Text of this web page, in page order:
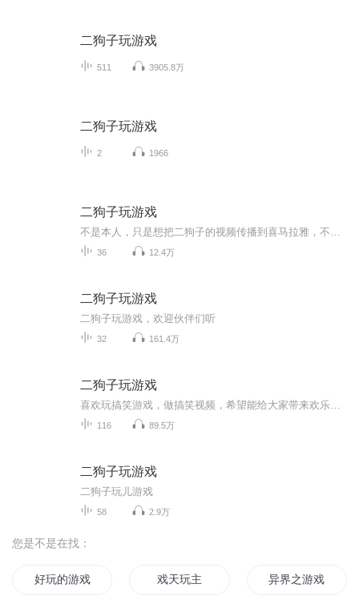
二狗子玩游戏
511 3905.8万
二狗子玩游戏
2 1966
二狗子玩游戏
36 12.4万
二狗子玩游戏
二狗子玩游戏，欢迎伙伴们听
32 161.4万
二狗子玩游戏
116 89.5万
二狗子玩游戏
二狗子玩儿游戏
58 2.9万
您是不是在找：
好玩的游戏系统 戏天玩主 异界之游戏玩家